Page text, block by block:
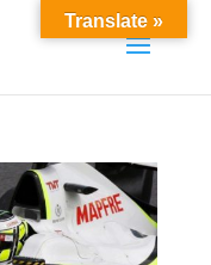
Translate »